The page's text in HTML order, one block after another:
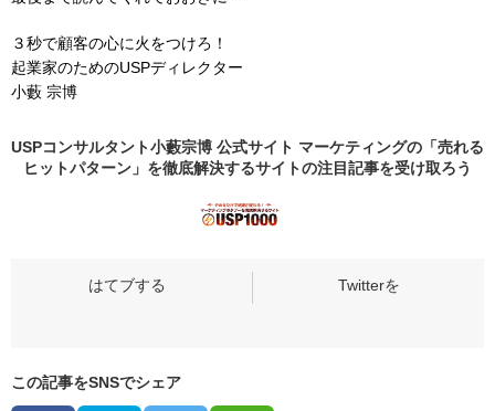
３秒で顧客の心に火をつけろ！
起業家のためのUSPディレクター
小藪 宗博
USPコンサルタント小藪宗博 公式サイト マーケティングの「売れる
ヒットパターン」を徹底解決するサイトの注目記事を受け取ろう
この記事をSNSでシェア